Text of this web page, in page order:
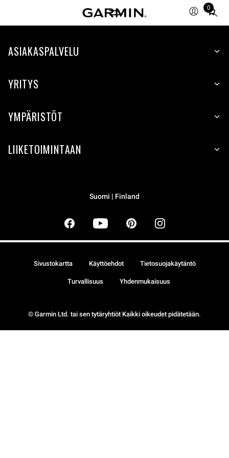
0
Total
items
cart:
ASIAKASPALVELU
YRITYS
YMPÄRISTÖT
LIIKETOIMINTAAN
Suomi | Finland
© Garmin Ltd. tai sen tytäryhtiöt Kaikki oikeudet pidätetään.
Sivustokartta Käyttöehdot Tietosuojakäytäntö
Turvallisuus Yhdenmukaisuus